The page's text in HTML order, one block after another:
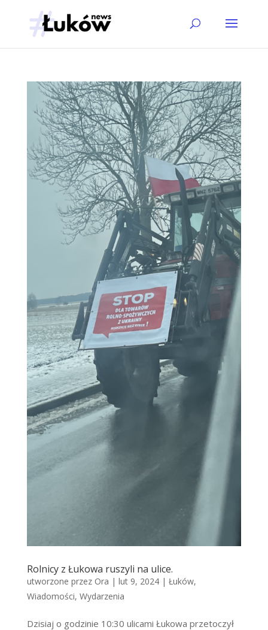
Rolnicy z Łukowa ruszyli na ulice.
utworzone przez Ora | lut 9, 2024| Łuków,
Wiadomości, Wydarzenia
Dzisiaj o godzinie 10:30 ulicami Łukowa przetoczył